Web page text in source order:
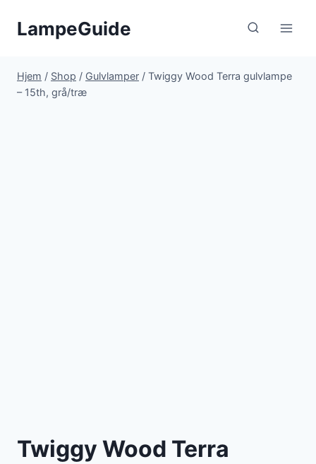
LampeGuide
Hjem / Shop / Gulvlamper / Twiggy Wood Terra gulvlampe
– 15th, grå/træ
Twiggy Wood Terra